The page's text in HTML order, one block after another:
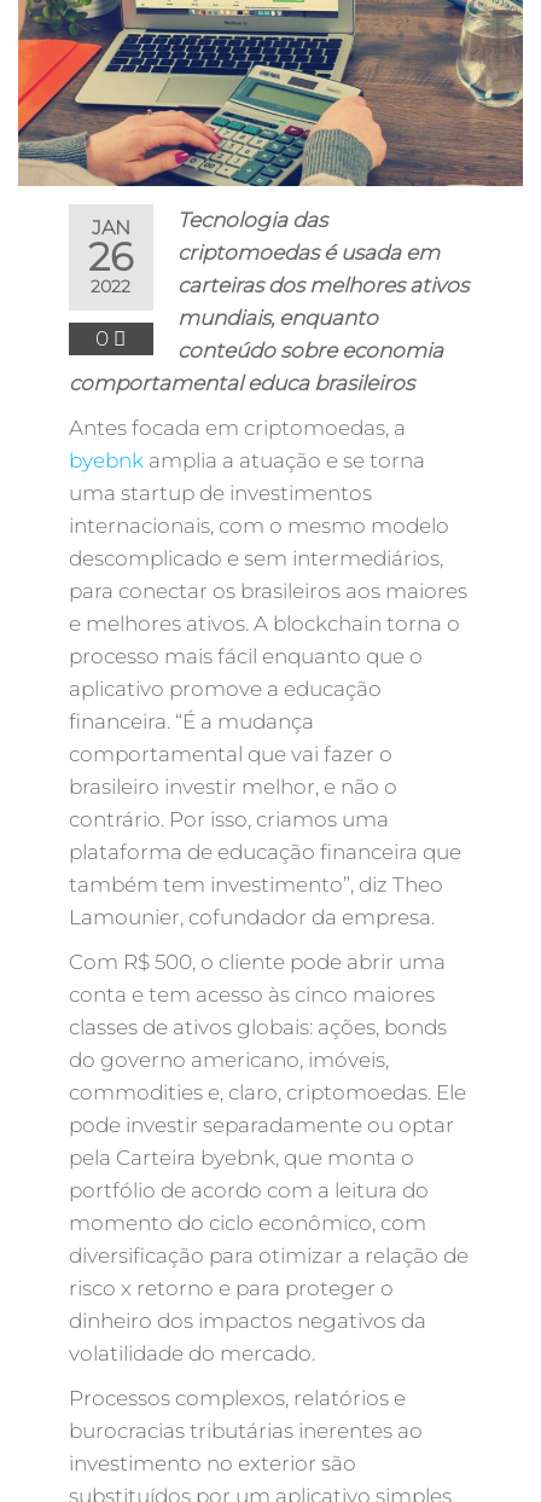
JAN
26
2022
0
Tecnologia das
criptomoedas é usada em
carteiras dos melhores ativos
mundiais, enquanto
conteúdo sobre economia
comportamental educa brasileiros
Antes focada em criptomoedas, a
byebnkamplia a atuação e se torna
uma startup de investimentos
internacionais, com o mesmo modelo
descomplicado e sem intermediários,
para conectar os brasileiros aos maiores
e melhores ativos. A blockchain torna o
processo mais fácil enquanto que o
aplicativo promove a educação
financeira. “É a mudança
comportamental que vai fazer o
brasileiro investir melhor, e não o
contrário. Por isso, criamos uma
plataforma de educação financeira que
também tem investimento”, diz Theo
Lamounier, cofundador da empresa.
Com R$ 500, o cliente pode abrir uma
conta e tem acesso às cinco maiores
classes de ativos globais: ações, bonds
do governo americano, imóveis,
commodities e, claro, criptomoedas. Ele
pode investir separadamente ou optar
pela Carteira byebnk, que monta o
portfólio de acordo com a leitura do
momento do ciclo econômico, com
diversificação para otimizar a relação de
risco x retorno e para proteger o
dinheiro dos impactos negativos da
volatilidade do mercado.
Processos complexos, relatórios e
burocracias tributárias inerentes ao
investimento no exterior são
substituídos por um aplicativo simples,